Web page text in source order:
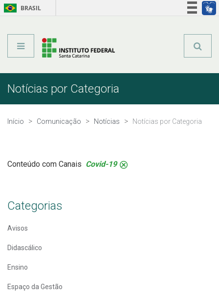
BRASIL
Notícias por Categoria
Início Comunicação Notícias Notícias por Categoria
Conteúdo com Canais Covid-19 .
Categorias
Avisos
Didascálico
Ensino
Espaço da Gestão